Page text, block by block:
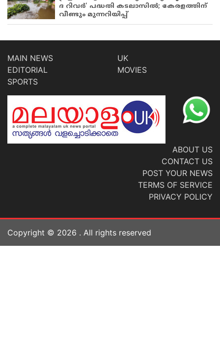
ദ റിവർ’ പദ്ധതി കടലാസിൽ; കേരളത്തിന്
വീണ്ടും മുന്നറിയിപ്പ്
MAIN NEWS
EDITORIAL
SPORTS
UK
MOVIES
ABOUT US
CONTACT US
POST YOUR NEWS
TERMS OF SERVICE
PRIVACY POLICY
Copyright © 2026 . All rights reserved